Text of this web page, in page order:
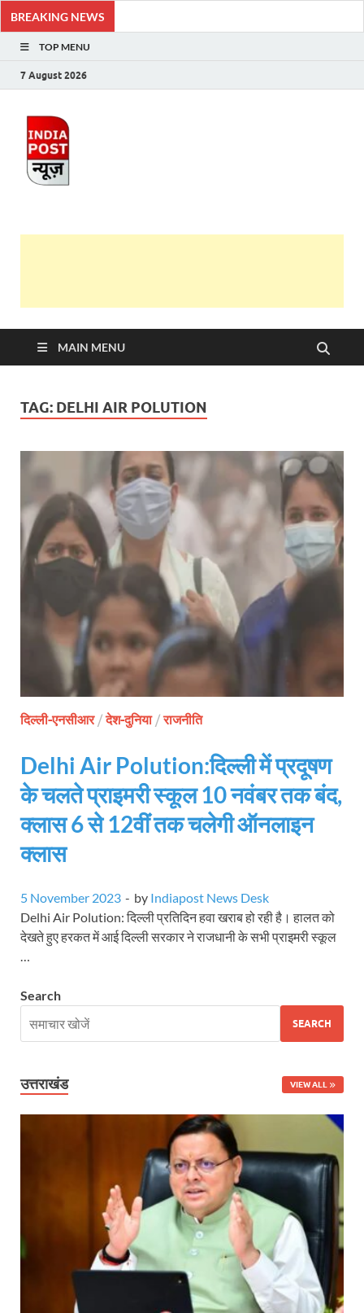
BREAKING NEWS
TOP MENU
7 August 2026
MAIN MENU
TAG: DELHI AIR POLUTION
दिल्ली-एनसीआर/देश-दुनिया/राजनीति
Delhi Air Polution:दिल्ली में प्रदूषण
के चलते प्राइमरी स्कूल 10 नवंबर तक बंद,
क्लास 6 से 12वीं तक चलेगी ऑनलाइन
क्लास
5 November 2023 - by Indiapost News Desk
Delhi Air Polution: दिल्ली प्रतिदिन हवा खराब हो रही है। हालत को
देखते हुए हरकत में आई दिल्ली सरकार ने राजधानी के सभी प्राइमरी स्कूल
…
Search
SEARCH
उत्तराखंड VIEW ALL